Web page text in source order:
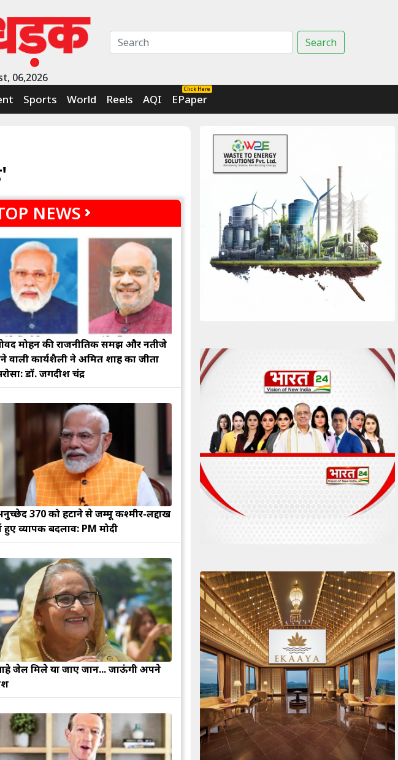
06,2026
Search
Sports World Reels AQI
Click Here
EPaper
NEWS
मोहन की राजनीतिक समझ और नतीजे
वाली कार्यशैली ने अमित शाह का जीता
डॉ. जगदीश चंद्र
370 को हटाने से जम्मू कश्मीर-लद्दाख
हुए व्यापक बदलाव: PM मोदी
जेल मिले या जाए जान... जाऊंगी अपने